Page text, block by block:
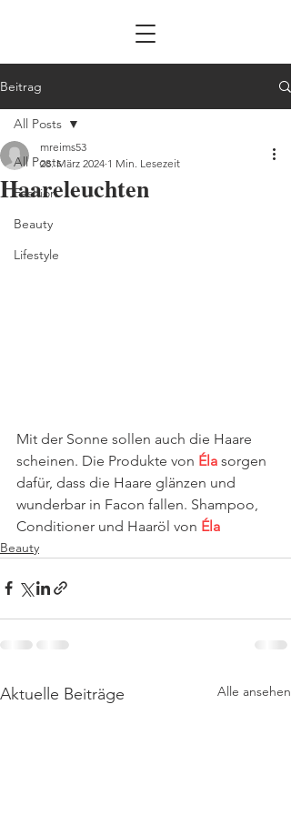
Beitrag
All Posts
Fashion
Beauty
Lifestyle
All Posts
Haareleuchten
mreims53
28. März 2024 1 Min. Lesezeit
Mit der Sonne sollen auch die Haare
scheinen. Die Produkte von Éla sorgen
dafür, dass die Haare glänzen und
wunderbar in Facon fallen. Shampoo,
Conditioner und Haaröl von Éla
Beauty
Aktuelle Beiträge Alle ansehen